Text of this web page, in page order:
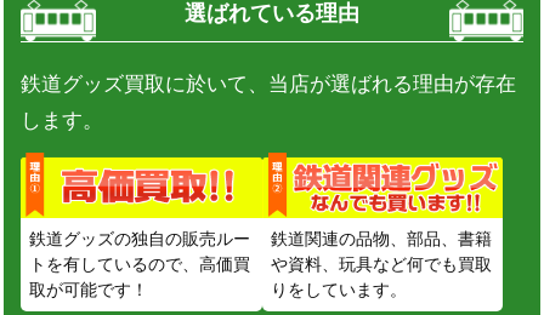
選ばれている理由
鉄道グッズ買取に於いて、当店が選ばれる理由が存在
します。
鉄道グッズの独自の販売ルー
トを有しているので、高価買
取が可能です！
鉄道関連の品物、部品、書籍
や資料、玩具など何でも買取
りをしています。